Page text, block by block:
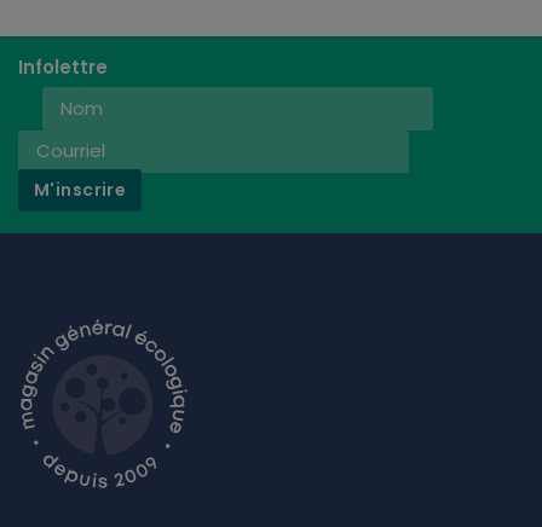
Infolettre
M'inscrire